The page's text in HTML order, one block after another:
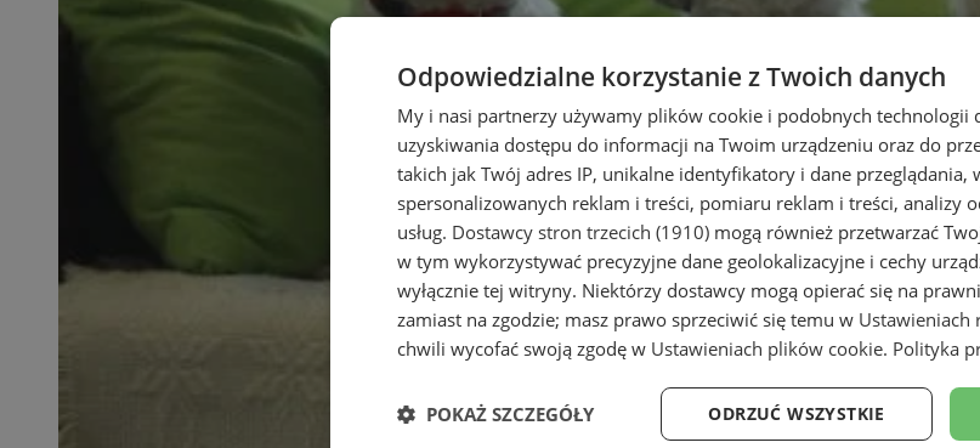
Odpowiedzialne korzystanie z Twoich danych
My i nasi partnerzy używamy plików cookie i podobnych technologii
uzyskiwania dostępu do informacji na Twoim urządzeniu oraz do
takich jak Twój adres IP, unikalne identyfikatory i dane przeglądania,
spersonalizowanych reklam i treści, pomiaru reklam i treści, analizy
usług. Dostawcy stron trzecich (1910) mogą również przetwarzać
w tym wykorzystywać precyzyjne dane geolokalizacyjne i cechy
wyłącznie tej witryny. Niektórzy dostawcy mogą opierać się na
zamiast na zgodzie; masz prawo sprzeciwić się temu w Ustawieniach
chwili wycofać swoją zgodę w Ustawieniach plików cookie. Polityka
ODRZUĆ WSZYSTKIE
POKAŻ SZCZEGÓŁY